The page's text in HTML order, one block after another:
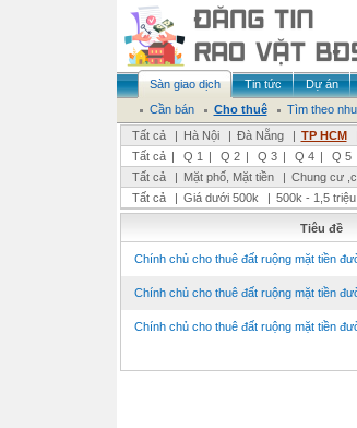
Sàn giao dịch Tin tức Dự án
Cần bán
Cho thuê
Tìm theo
Tất cả
| Hà Nội | Đà Nẵng | TP HCM
Tất cả | Q 1 | Q 2 | Q 3 | Q 4 | Q 5
Tất cả
| Mặt phố, Mặt tiền | Chung cư
Tất cả
| Giá dưới 500k | 500k - 1,5 triệu
Tiêu đề
Chính chủ cho thuê đất ruộng mặt tiền
Chính chủ cho thuê đất ruộng mặt tiền
Chính chủ cho thuê đất ruộng mặt tiền